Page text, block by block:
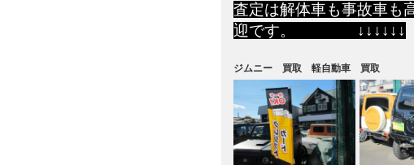
査定は解体車も事故車も
迎です。 ↓↓↓↓↓↓
ジムニー 買取 軽自動車 買取